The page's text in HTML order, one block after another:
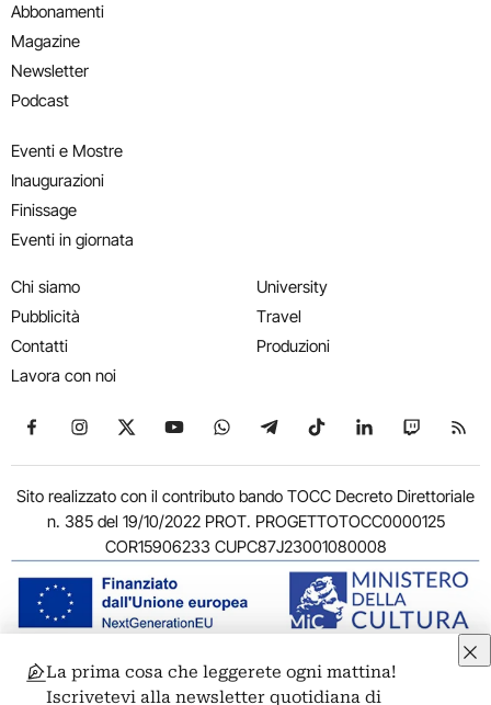
Abbonamenti
Magazine
Newsletter
Podcast
Eventi e Mostre
Inaugurazioni
Finissage
Eventi in giornata
Chi siamo
Pubblicità
Contatti
Lavora con noi
University
Travel
Produzioni
Seguici su Facebook
Seguici su Instagram
Seguici su X
Seguici su YouTube
Seguici su WhatsApp
Seguici su Telegram
Seguici su TikTok
Seguici su
Seguici
Sito realizzato con il contributo bando TOCC Decreto Direttoriale
n. 385 del 19/10/2022 PROT. PROGETTOTOCC0000125
COR15906233 CUPC87J23001080008
© 2011-2026 ARTRIBUNE srl – Corso Vittorio Emanuele II, 287 –
La prima cosa che leggerete ogni mattina!
Iscrivetevi alla newsletter quotidiana di